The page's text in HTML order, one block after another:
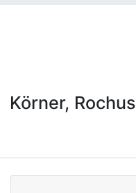
Körner, Rochus